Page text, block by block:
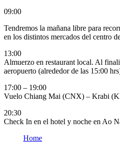
09:00
Tendremos la mañana libre para
en los distintos mercados del centro
13:00
Almuerzo en restaurant local. Al
aeropuerto (alrededor de las 15:00
17:00 – 19:00
Vuelo Chiang Mai (CNX) – Krabi
20:30
Check In en el hotel y noche en Ao
Home